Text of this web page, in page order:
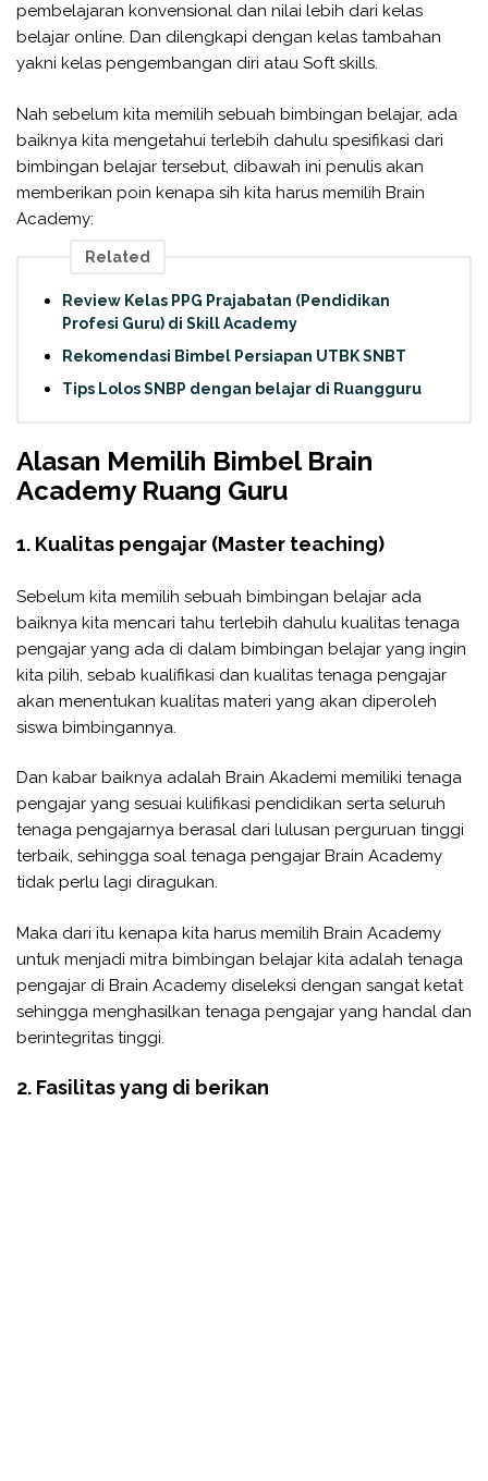
pembelajaran konvensional dan nilai lebih dari kelas
belajar online. Dan dilengkapi dengan kelas tambahan
yakni kelas pengembangan diri atau Soft skills.
Nah sebelum kita memilih sebuah bimbingan belajar, ada
baiknya kita mengetahui terlebih dahulu spesifikasi dari
bimbingan belajar tersebut, dibawah ini penulis akan
memberikan poin kenapa sih kita harus memilih Brain
Academy:
Related
Review Kelas PPG Prajabatan (Pendidikan
Profesi Guru) di Skill Academy
Rekomendasi Bimbel Persiapan UTBK SNBT
Tips Lolos SNBP dengan belajar di Ruangguru
Alasan Memilih Bimbel Brain
Academy Ruang Guru
1. Kualitas pengajar (Master teaching)
Sebelum kita memilih sebuah bimbingan belajar ada
baiknya kita mencari tahu terlebih dahulu kualitas tenaga
pengajar yang ada di dalam bimbingan belajar yang ingin
kita pilih, sebab kualifikasi dan kualitas tenaga pengajar
akan menentukan kualitas materi yang akan diperoleh
siswa bimbingannya.
Dan kabar baiknya adalah Brain Akademi memiliki tenaga
pengajar yang sesuai kulifikasi pendidikan serta seluruh
tenaga pengajarnya berasal dari lulusan perguruan tinggi
terbaik, sehingga soal tenaga pengajar Brain Academy
tidak perlu lagi diragukan.
Maka dari itu kenapa kita harus memilih Brain Academy
untuk menjadi mitra bimbingan belajar kita adalah tenaga
pengajar di Brain Academy diseleksi dengan sangat ketat
sehingga menghasilkan tenaga pengajar yang handal dan
berintegritas tinggi.
2. Fasilitas yang di berikan